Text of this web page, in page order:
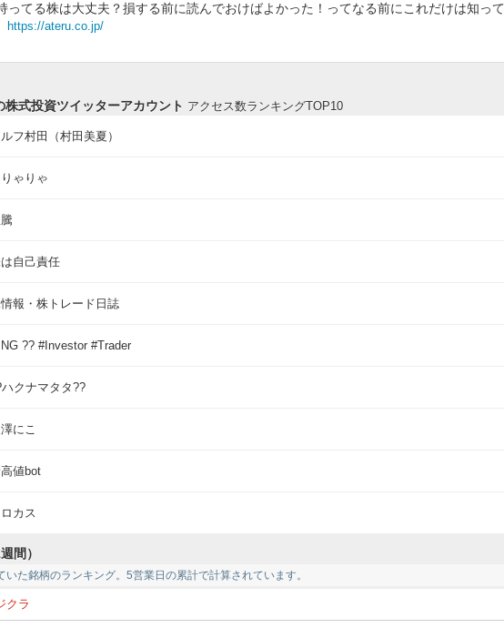
ってる株は大丈夫？損する前に読んでおけばよかった！ってなる前にこれだけは知っ
https://ateru.co.jp/
式投資ツイッターアカウント アクセス数ランキングTOP10
フ村田（村田美夏）
ゃりゃ
騰
自己責任
報・株トレード日誌
?? #Investor #Trader
クナマタタ??
にこ
値bot
カス
間）
いた銘柄のランキング。5営業日の累計で計算されています。
クラ